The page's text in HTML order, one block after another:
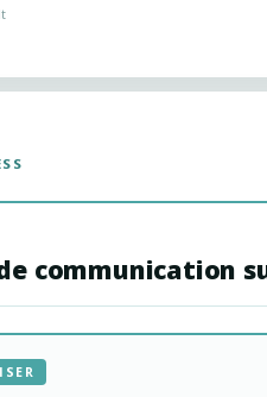
communication